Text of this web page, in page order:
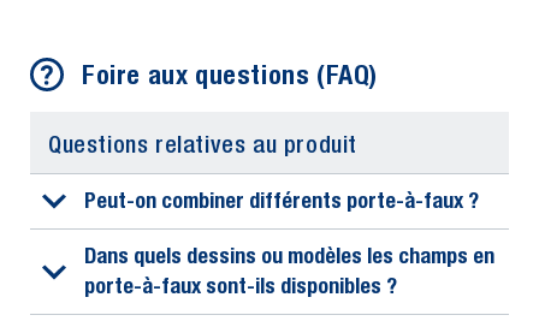
Foire aux questions (FAQ)
Questions relatives au produit
Peut-on combiner différents porte-à-faux ?
Dans quels dessins ou modèles les champs en
porte-à-faux sont-ils disponibles ?